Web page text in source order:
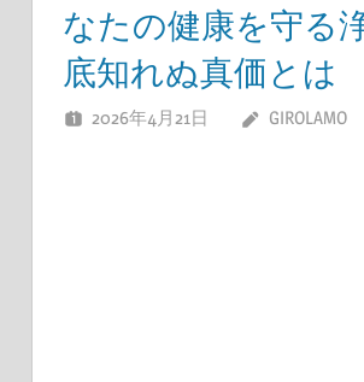
なたの健康を守る
底知れぬ真価とは
2026年4月21日 GIROLAMO